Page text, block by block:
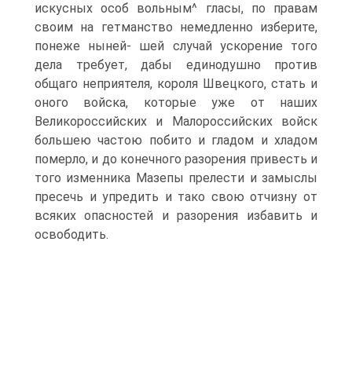
искусных особ вольным^ гласы, по правам
своим на гетманство немедленно изберите,
понеже ныней- шей случай ускорение того
дела требует, дабы единодушно против
общаго неприятеля, короля Швецкого, стать и
оного войска, кото­рые уже от наших
Великороссийских и Малороссийских войск
большею частою побито и гладом и хладом
померло, и до конечного разорения привесть и
того изменника Мазепы прелести и замыслы
пресечь и упредить и тако свою отчизну от
всяких опасностей и разорения избавить и
освободить.